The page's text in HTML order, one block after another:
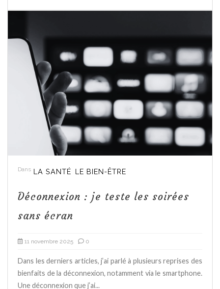
Dans LA SANTÉ LE BIEN-ÊTRE
Déconnexion : je teste les soirées
sans écran
11 novembre 2025 0
Dans les derniers articles, j’ai parlé à plusieurs reprises des
bienfaits de la déconnexion, notamment via le smartphone.
Une déconnexion que j’ai...